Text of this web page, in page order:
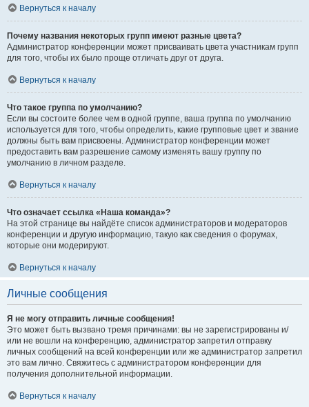
Вернуться к началу
Почему названия некоторых групп имеют разные цвета?
Администратор конференции может присваивать цвета участникам групп
для того, чтобы их было проще отличать друг от друга.
Вернуться к началу
Что такое группа по умолчанию?
Если вы состоите более чем в одной группе, ваша группа по умолчанию
используется для того, чтобы определить, какие групповые цвет и звание
должны быть вам присвоены. Администратор конференции может
предоставить вам разрешение самому изменять вашу группу по
умолчанию в личном разделе.
Вернуться к началу
Что означает ссылка «Наша команда»?
На этой странице вы найдёте список администраторов и модераторов
конференции и другую информацию, такую как сведения о форумах,
которые они модерируют.
Вернуться к началу
Личные сообщения
Я не могу отправить личные сообщения!
Это может быть вызвано тремя причинами: вы не зарегистрированы и/
или не вошли на конференцию, администратор запретил отправку
личных сообщений на всей конференции или же администратор запретил
это вам лично. Свяжитесь с администратором конференции для
получения дополнительной информации.
Вернуться к началу